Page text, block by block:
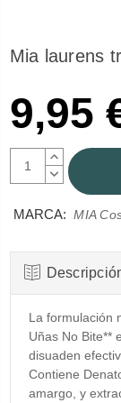
Mia laurens
9,95
AUMENTAR
CANTIDAD:
DISMINUIR
CANTIDAD:
MARCA: MIA
La formulación
Uñas No Bite**
disuaden
Contiene
amargo, y